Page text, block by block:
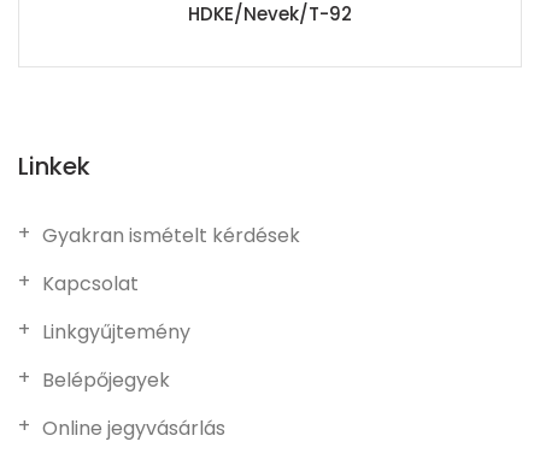
HDKE/Nevek/T-92
Linkek
Gyakran ismételt kérdések
Kapcsolat
Linkgyűjtemény
Belépőjegyek
Online jegyvásárlás